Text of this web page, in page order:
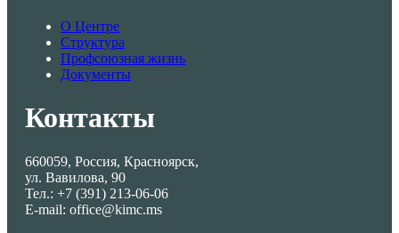
О Центре
Структура
Профсоюзная жизнь
Документы
Контакты
660059, Россия, Красноярск,
ул. Вавилова, 90
Тел.: +7 (391) 213-06-06
E-mail: office@kimc.ms